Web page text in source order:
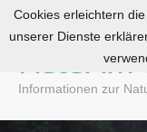
o
Natur
Informationen zur
Cookies erleichtern
unserer Dienste